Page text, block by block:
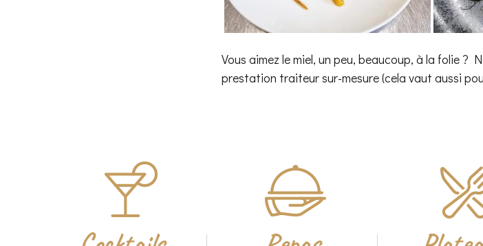
Vous aimez le miel, un peu, beaucoup, à la folie ?
prestation traiteur sur-mesure (cela vaut aussi